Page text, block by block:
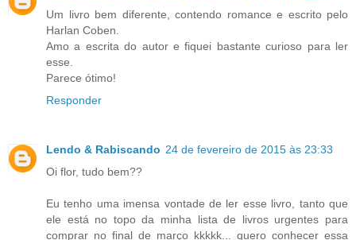
Um livro bem diferente, contendo romance e escrito pelo
Harlan Coben.
Amo a escrita do autor e fiquei bastante curioso para ler
esse.
Parece ótimo!
Responder
Lendo & Rabiscando 24 de fevereiro de 2015 às 23:33
Oi flor, tudo bem??
Eu tenho uma imensa vontade de ler esse livro, tanto que
ele está no topo da minha lista de livros urgentes para
comprar no final de março kkkkk... quero conhecer essa